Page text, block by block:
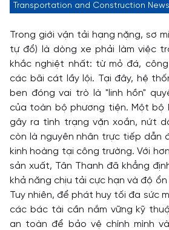
Transportation and Construction News
Trong giới vận tải hạng nặng, sơ
tự đổ) là dòng xe phải làm việc
khắc nghiệt nhất: từ mỏ đá,
các bãi cát lầy lội. Tại đây, hệ
ben đóng vai trò là "linh hồn"
của toàn bộ phương tiện. Một bộ
gây ra tình trạng vặn xoắn, nứt
còn là nguyên nhân trực tiếp dẫn
kinh hoàng tại công trường. Với
sản xuất, Tân Thanh đã khẳng
khả năng chịu tải cực hạn và độ
Tuy nhiên, để phát huy tối đa sức
các bác tài cần nắm vững kỹ
an toàn để bảo vệ chính mình